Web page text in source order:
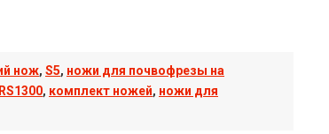
нож, S5, ножи для почвофрезы на
, комплект ножей, ножи для